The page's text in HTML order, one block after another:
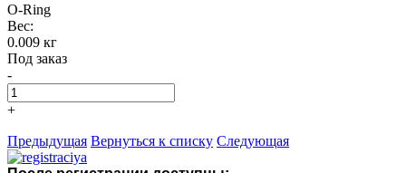
O-Ring
Вес:
0.009 кг
Под заказ
-
+
Предыдущая Вернуться к списку Следующая